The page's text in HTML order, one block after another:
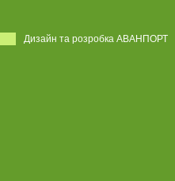
Дизайн та розробка АВАНПОРТ